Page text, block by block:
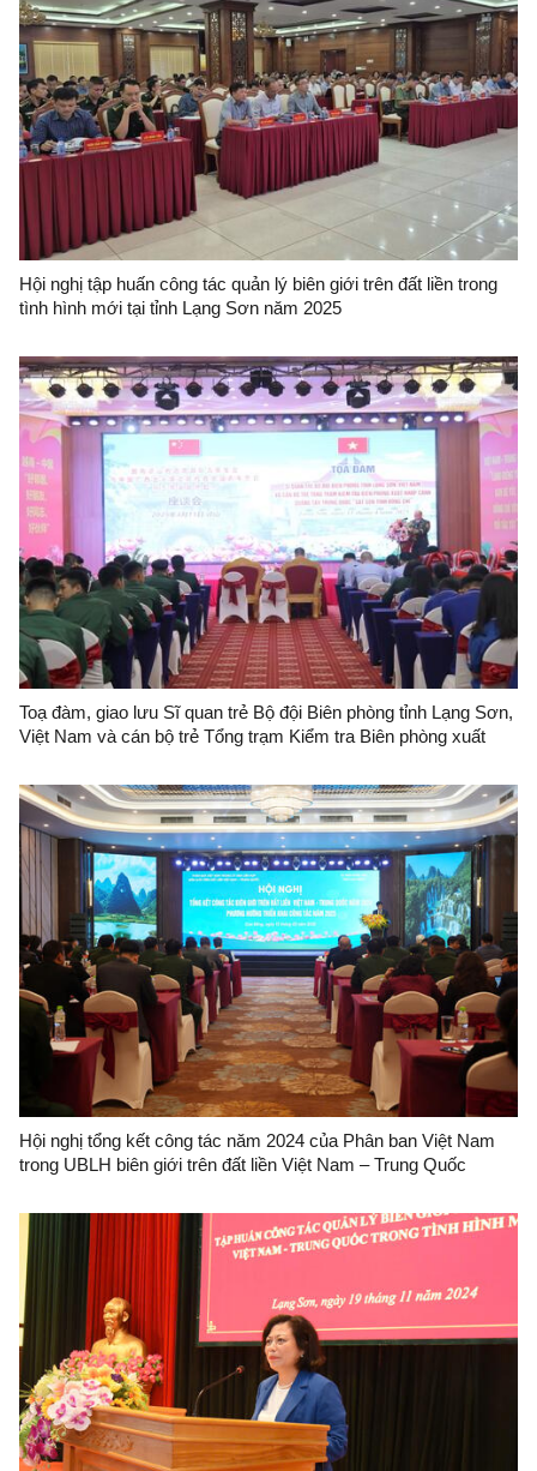
Hội nghị tập huấn công tác quản lý biên giới trên đất liền trong
tình hình mới tại tỉnh Lạng Sơn năm 2025
Toạ đàm, giao lưu Sĩ quan trẻ Bộ đội Biên phòng tỉnh Lạng Sơn,
Việt Nam và cán bộ trẻ Tổng trạm Kiểm tra Biên phòng xuất
Hội nghị tổng kết công tác năm 2024 của Phân ban Việt Nam
trong UBLH biên giới trên đất liền Việt Nam – Trung Quốc